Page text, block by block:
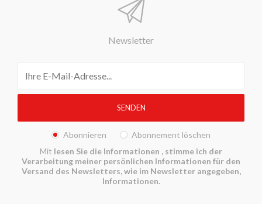
Newsletter
Abonnieren
Abonnement löschen
Mit lesen Sie die Informationen , stimme ich der
Verarbeitung meiner persönlichen Informationen für den
Versand des Newsletters, wie im Newsletter angegeben,
Informationen.